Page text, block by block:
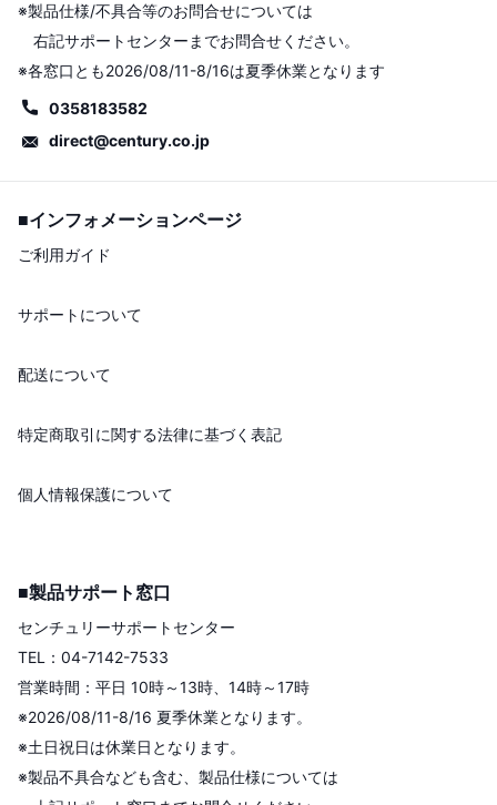
※製品仕様/不具合等のお問合せについては
右記サポートセンターまでお問合せください。
※各窓口とも2026/08/11-8/16は夏季休業となります
0358183582
direct@century.co.jp
■インフォメーションページ
ご利用ガイド
サポートについて
配送について
特定商取引に関する法律に基づく表記
個人情報保護について
■製品サポート窓口
センチュリーサポートセンター
TEL：04-7142-7533
営業時間：平日 10時～13時、14時～17時
※2026/08/11-8/16 夏季休業となります。
※土日祝日は休業日となります。
※製品不具合なども含む、製品仕様については